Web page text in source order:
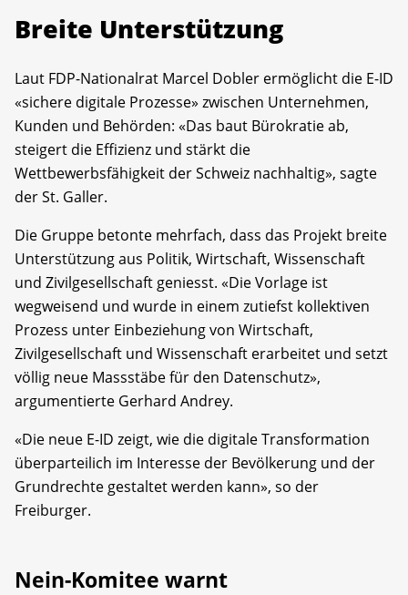
Breite Unterstützung
Laut FDP-Nationalrat Marcel Dobler ermöglicht die E-ID
«sichere digitale Prozesse» zwischen Unternehmen,
Kunden und Behörden: «Das baut Bürokratie ab,
steigert die Effizienz und stärkt die
Wettbewerbsfähigkeit der Schweiz nachhaltig», sagte
der St. Galler.
Die Gruppe betonte mehrfach, dass das Projekt breite
Unterstützung aus Politik, Wirtschaft, Wissenschaft
und Zivilgesellschaft geniesst. «Die Vorlage ist
wegweisend und wurde in einem zutiefst kollektiven
Prozess unter Einbeziehung von Wirtschaft,
Zivilgesellschaft und Wissenschaft erarbeitet und setzt
völlig neue Massstäbe für den Datenschutz»,
argumentierte Gerhard Andrey.
«Die neue E-ID zeigt, wie die digitale Transformation
überparteilich im Interesse der Bevölkerung und der
Grundrechte gestaltet werden kann», so der
Freiburger.
Nein-Komitee warnt